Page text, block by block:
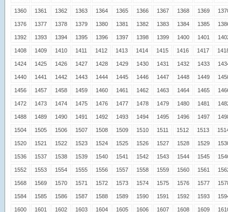
1360 1361 1362 1363 1364 1365 1366 1367 1368 1369
1376 1377 1378 1379 1380 1381 1382 1383 1384 1385
1392 1393 1394 1395 1396 1397 1398 1399 1400 1401
1408 1409 1410 1411 1412 1413 1414 1415 1416 1417
1424 1425 1426 1427 1428 1429 1430 1431 1432 1433
1440 1441 1442 1443 1444 1445 1446 1447 1448 1449
1456 1457 1458 1459 1460 1461 1462 1463 1464 1465
1472 1473 1474 1475 1476 1477 1478 1479 1480 1481
1488 1489 1490 1491 1492 1493 1494 1495 1496 1497
1504 1505 1506 1507 1508 1509 1510 1511 1512 1513
1520 1521 1522 1523 1524 1525 1526 1527 1528 1529
1536 1537 1538 1539 1540 1541 1542 1543 1544 1545
1552 1553 1554 1555 1556 1557 1558 1559 1560 1561
1568 1569 1570 1571 1572 1573 1574 1575 1576 1577
1584 1585 1586 1587 1588 1589 1590 1591 1592 1593
1600 1601 1602 1603 1604 1605 1606 1607 1608 1609